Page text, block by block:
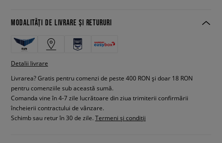
MODALITĂȚI DE LIVRARE ȘI RETURURI
Detalii livrare
Livrarea? Gratis pentru comenzi de peste 400 RON și doar 18 RON
pentru comenziile sub această sumă.
Comanda vine în 4-7 zile lucrătoare din ziua trimiterii confirmării
încheierii contractului de vânzare.
Schimb sau retur în 30 de zile. Termeni și condiții